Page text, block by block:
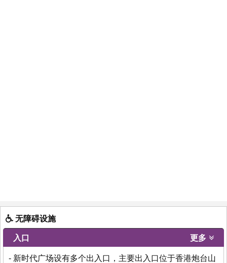
无障碍设施
入口 更多
- 新时代广场设有多个出入口，主要出入口位于香港炮台山